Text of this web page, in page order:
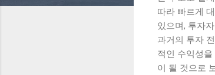
따라 빠르게
있으며, 투자
과거의 투자
적인 수익성
이 될 것으로